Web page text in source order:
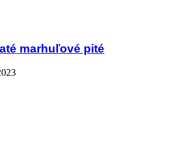
marhuľové pité